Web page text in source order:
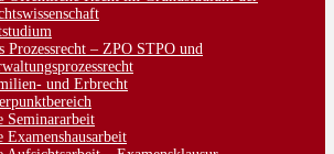
Prozessrecht – ZPO STPO und
und Erbrecht
Seminararbeit
Examenshausarbeit